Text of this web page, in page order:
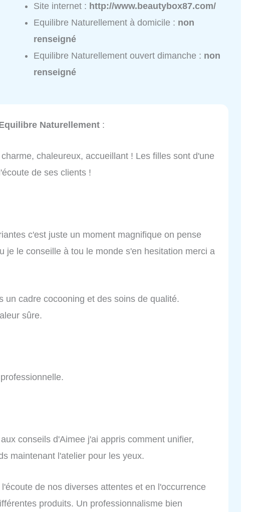
Site internet : http://www.beautybox87.com/
Equilibre Naturellement à domicile : non
renseigné
Equilibre Naturellement ouvert dimanche : non
renseigné
Naturellement :
chaleureux, accueillant ! Les filles sont d'une
de ses clients !
c'est juste un moment magnifique on pense
je le conseille à tou le monde s'en hesitation merci a
un cadre cocooning et des soins de qualité.
sûre.
conseils d'Aimee j'ai appris comment unifier,
maintenant l'atelier pour les yeux.
de nos diverses attentes et en l'occurrence
produits. Un professionnalisme bien